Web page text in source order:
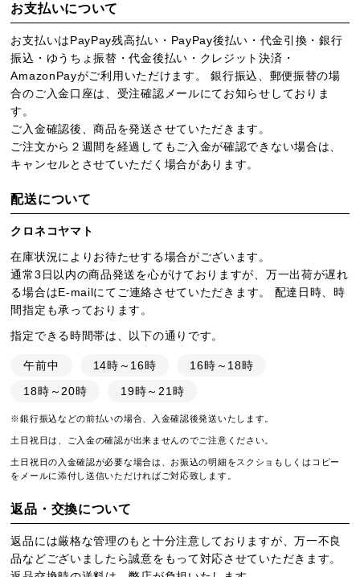
お支払いについて
お支払いはPayPay残高払い・PayPay後払い・代金引換・銀行
振込・ゆうちょ振替・代金後払い・クレジット決済・
AmazonPayがご利用いただけます。 銀行振込、郵便振替の場
合のご入金口座は、受注確認メールにてお知らせしておりま
す。
ご入金確認後、商品を発送させていただきます。
ご注文から２週間を経過してもご入金が確認できない場合は、
キャンセルとさせていただく場合があります。
配送について
クロネコヤマト
在庫状況によりお待たせする場合がございます。
通常3日以内の商品発送を心がけておりますが、万一出荷が遅れ
る場合はE-mailにてご連絡させていただきます。 配達日時、時
間指定も承っております。
指定できる時間帯は、以下の通りです。
午前中 14時～16時
16時～18時
18時～20時
19時～21時
※銀行振込などの前払いの場合、入金確認後発送いたします。
土日祝日は、ご入金の確認が出来ませんのでご注意ください。
土日祝日の入金確認が必要な場合は、お振込の明細をスクショもしくはコピー
をメールに添付し送信いただければご対応致します。
返品・交換について
返品には厳格な管理のもと十分注意しておりますが、万一不良
品などございましたら誠意をもって対応させていただきます。